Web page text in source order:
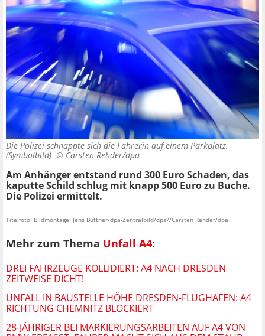
Die Polizei schnappte sich die Fahrerin auf einem Parkplatz.
(Symbolbild) © Carsten Rehder/dpa
Am Anhänger entstand rund 300 Euro Schaden, das
kaputte Schild schlug mit knapp 500 Euro zu Buche.
Die Polizei ermittelt.
Titelfoto: Bildmontage: Jens Büttner/dpa-Zentralbild/dpa//Carsten Rehder/dpa
Mehr zum Thema Unfall A4:
DREI FAHRZEUGE KOLLIDIERT: A4 NACH DRESDEN
ZEITWEISE DICHT!
UNFALL IN BAUSTELLE HÖHE DRESDEN-FLUGHAFEN: A4
RICHTUNG CHEMNITZ BLOCKIERT
28-JÄHRIGER BEI MARKIERUNGSARBEITEN AUF A4 VON